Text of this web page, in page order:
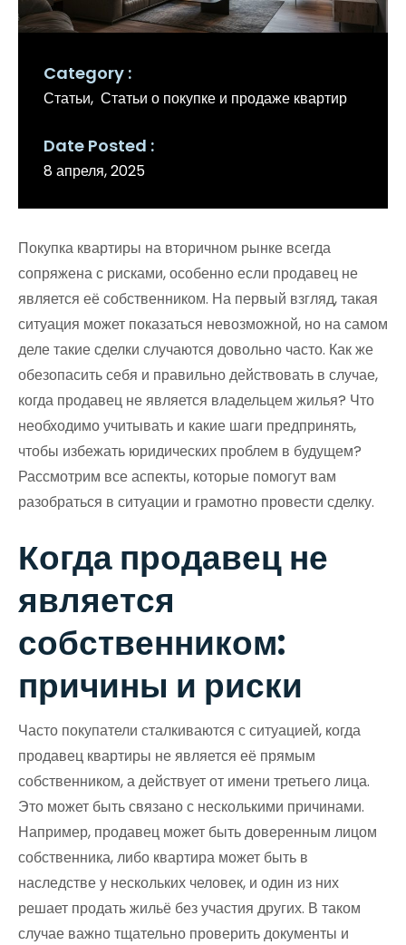
Category
Статьи Статьи о покупке и продаже квартир
Date Posted
8 апреля, 2025
Покупка квартиры на вторичном рынке всегда
сопряжена с рисками, особенно если продавец не
является её собственником. На первый взгляд, такая
ситуация может показаться невозможной, но на самом
деле такие сделки случаются довольно часто. Как же
обезопасить себя и правильно действовать в случае,
когда продавец не является владельцем жилья? Что
необходимо учитывать и какие шаги предпринять,
чтобы избежать юридических проблем в будущем?
Рассмотрим все аспекты, которые помогут вам
разобраться в ситуации и грамотно провести сделку.
Когда продавец не
является
собственником:
причины и риски
Часто покупатели сталкиваются с ситуацией, когда
продавец квартиры не является её прямым
собственником, а действует от имени третьего лица.
Это может быть связано с несколькими причинами.
Например, продавец может быть доверенным лицом
собственника, либо квартира может быть в
наследстве у нескольких человек, и один из них
решает продать жильё без участия других. В таком
случае важно тщательно проверить документы и